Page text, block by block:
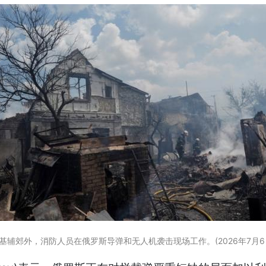
辅郊外，消防人员在俄罗斯导弹和无人机袭击现场工作。(2026年7月